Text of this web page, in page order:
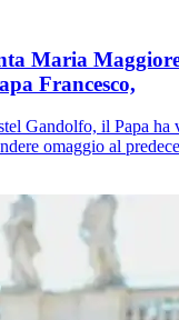
Maria
Francesco,
Gandolfo, il Papa ha
omaggio al